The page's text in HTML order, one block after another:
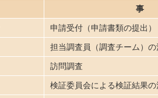
申請受付（申請書類の提出）
担当調査員（調査チーム）
訪問調査
検証委員会による検証結果の